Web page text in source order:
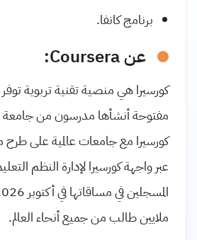
برنامج كانفا.
عن Coursera:
كورسيرا هي منصية تقنية تربوية
مفتوحة أنشأها مدرسون من جامعة
كورسيرا مع جامعات عالمية على طرح
عبر واجهة كورسيرا لإدارة النظم
ملايين طالب من جميع أنحاء العالم.